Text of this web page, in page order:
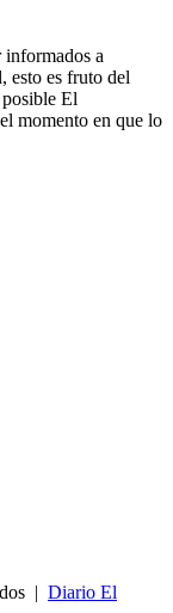
a
esto es fruto del
El
momento en que lo
| Diario El